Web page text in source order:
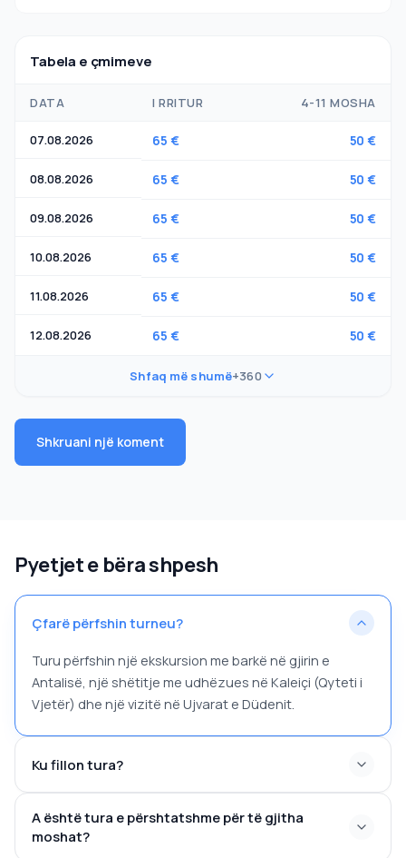
Tabela e çmimeve
DATA I RRITUR 4-11 MOSHA
07.08.2026 65 € 50 €
08.08.2026 65 € 50 €
09.08.2026 65 € 50 €
10.08.2026 65 € 50 €
11.08.2026 65 € 50 €
12.08.2026 65 € 50 €
Shfaq më shumë+360
Shkruani një koment
Pyetjet e bëra shpesh
Çfarë përfshin turneu?
Turu përfshin një ekskursion me barkë në gjirin e
Antalisë, një shëtitje me udhëzues në Kaleiçi (Qyteti i
Vjetër) dhe një vizitë në Ujvarat e Düdenit.
Ku fillon tura?
A është tura e përshtatshme për të gjitha
moshat?